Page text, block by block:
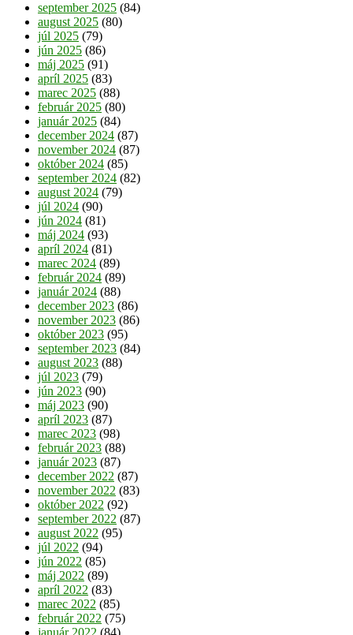
september 2025 (84)
august 2025 (80)
júl 2025 (79)
jún 2025 (86)
máj 2025 (91)
apríl 2025 (83)
marec 2025 (88)
február 2025 (80)
január 2025 (84)
december 2024 (87)
november 2024 (87)
október 2024 (85)
september 2024 (82)
august 2024 (79)
júl 2024 (90)
jún 2024 (81)
máj 2024 (93)
apríl 2024 (81)
marec 2024 (89)
február 2024 (89)
január 2024 (88)
december 2023 (86)
november 2023 (86)
október 2023 (95)
september 2023 (84)
august 2023 (88)
júl 2023 (79)
jún 2023 (90)
máj 2023 (90)
apríl 2023 (87)
marec 2023 (98)
február 2023 (88)
január 2023 (87)
december 2022 (87)
november 2022 (83)
október 2022 (92)
september 2022 (87)
august 2022 (95)
júl 2022 (94)
jún 2022 (85)
máj 2022 (89)
apríl 2022 (83)
marec 2022 (85)
február 2022 (75)
január 2022 (84)